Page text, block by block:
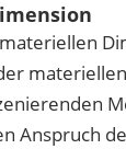
Anspruch